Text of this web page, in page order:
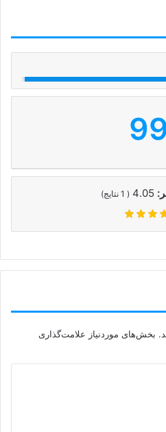
4.05
(
1 نتایج)
بخش‌های موردنیاز علامت‌گذاری